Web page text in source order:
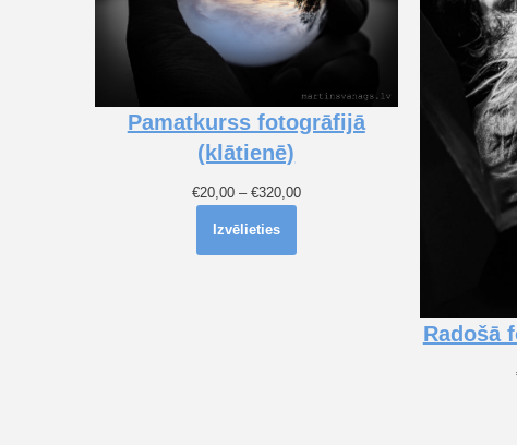
Pamatkurss fotogrāfijā
(klātienē)
€20,00 – €320,00
Izvēlieties
Radošā